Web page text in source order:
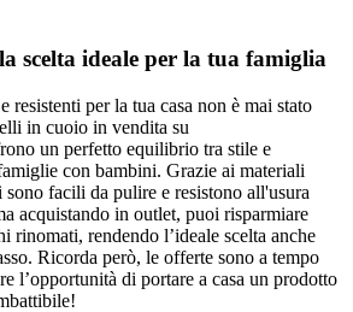
scelta ideale per la tua famiglia
resistenti per la tua casa non è mai stato
in cuoio in vendita su
un perfetto equilibrio tra stile e
con bambini. Grazie ai materiali
facili da pulire e resistono all'usura
acquistando in outlet, puoi risparmiare
rinomati, rendendo l’ideale scelta anche
Ricorda però, le offerte sono a tempo
l’opportunità di portare a casa un prodotto